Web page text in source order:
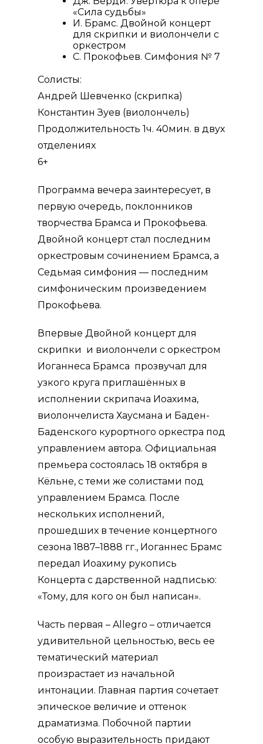
«Сила судьбы»
И. Брамс. Двойной концерт
для скрипки и виолончели с
оркестром
С. Прокофьев. Симфония № 7
Солисты:
Андрей Шевченко (скрипка)
Константин Зуев (виолончель)
Продолжительность 1ч. 40мин. в двух
отделениях
6+
Программа вечера заинтересует, в
первую очередь, поклонников
творчества Брамса и Прокофьева.
Двойной концерт стал последним
оркестровым сочинением Брамса, а
Седьмая симфония — последним
симфоническим произведением
Прокофьева.
Впервые Двойной концерт для
скрипки и виолончели с оркестром
Иоганнеса Брамса прозвучал для
узкого круга приглашённых в
исполнении скрипача Иоахима,
виолончелиста Хаусмана и Баден-
Баденского курортного оркестра под
управлением автора. Официальная
премьера состоялась 18 октября в
Кёльне, с теми же солистами под
управлением Брамса. После
нескольких исполнений,
прошедших в течение концертного
сезона 1887–1888 гг., Иоганнес Брамс
передал Иоахиму рукопись
Концерта с дарственной надписью:
«Тому, для кого он был написан».
Часть первая – Allegro – отличается
удивительной цельностью, весь ее
тематический материал
произрастает из начальной
интонации. Главная партия сочетает
эпическое величие и оттенок
драматизма. Побочной партии
особую выразительность придают